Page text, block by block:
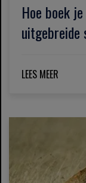
Hoe boek
uitgebreide
LEES MEER